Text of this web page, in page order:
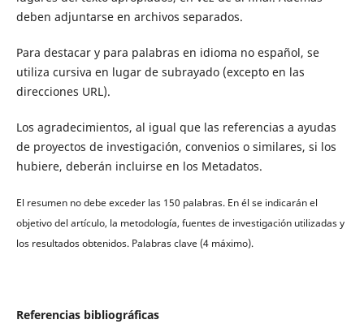
deben adjuntarse en archivos separados.
Para destacar y para palabras en idioma no español, se
utiliza cursiva en lugar de subrayado (excepto en las
direcciones URL).
Los agradecimientos, al igual que las referencias a ayudas
de proyectos de investigación, convenios o similares, si los
hubiere, deberán incluirse en los Metadatos.
El resumen no debe exceder las 150 palabras. En él se indicarán el
objetivo del artículo, la metodología, fuentes de investigación utilizadas y
los resultados obtenidos. Palabras clave (4 máximo).
Referencias bibliográficas